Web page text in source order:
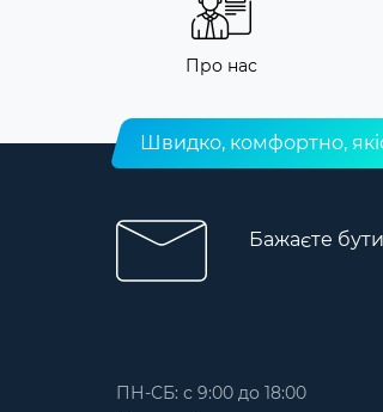
Про нас
Швидко, комфортно,
Бажаєте
ПН-СБ: с 9:00 до 18:00